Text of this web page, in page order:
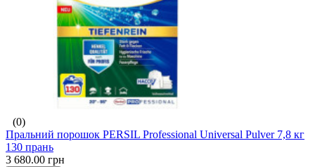
(0)
Пральний порошок PERSIL Professional Universal Pulver 7,8 кг
130 прань
3 680.00 грн